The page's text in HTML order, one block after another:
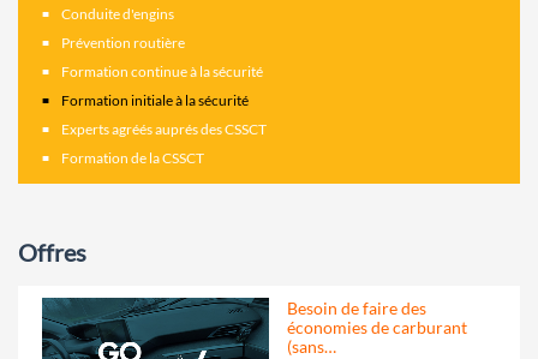
Conduite d'engins
Prévention routière
Formation continue à la sécurité
Formation initiale à la sécurité
Experts agréés auprés des CSSCT
Formation de la CSSCT
Offres
Besoin de faire des
économies de carburant
(sans…